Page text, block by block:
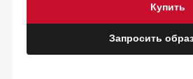
Запросить
Купить